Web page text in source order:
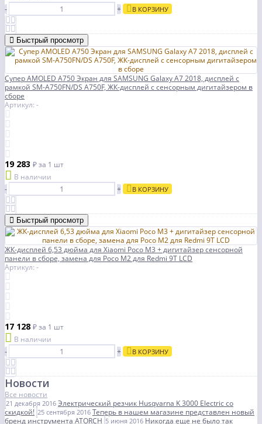
-
+ В КОРЗИНУ
Быстрый просмотр
Супер AMOLED A750 Экран для SAMSUNG Galaxy A7 2018, дисплей с
рамкой SM-A750FN/DS A750F, ЖК-дисплей с сенсорным дигитайзером в
сборе
Артикул: -
19 283 ₽за 1 шт
В наличии
-
+ В КОРЗИНУ
Быстрый просмотр
ЖК-дисплей 6,53 дюйма для Xiaomi Poco M3 + дигитайзер сенсорной
панели в сборе, замена для Poco M2 для Redmi 9T LCD
Артикул: -
17 128 ₽за 1 шт
В наличии
-
+ В КОРЗИНУ
Новости
Все новости
21 декабря 2016 Электрический резчик Husqvarna K 3000 Electric со
скидкой! 25 сентября 2016 Теперь в нашем магазине представлен новый
бренд инструмента ATORCH 5 июня 2016 Никогда еще не было так